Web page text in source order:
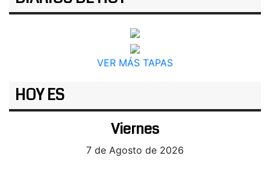
VER MÁS TAPAS
HOY ES
Viernes
7 de Agosto de 2026